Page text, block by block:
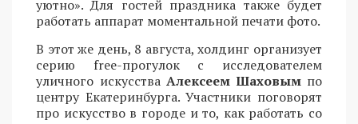
уютно». Для гостей праздника также будет
работать аппарат моментальной печати фото.
В этот же день, 8 августа, холдинг организует
серию free-прогулок с исследователем
уличного искусства Алексеем Шаховым по
центру Екатеринбурга. Участники поговорят
про искусство в городе и то, как работать со